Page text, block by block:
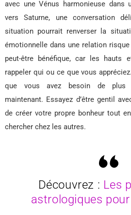
avec une Vénus harmonieuse dans
vers Saturne, une conversation
situation pourrait renverser la
émotionnelle dans une relation risque
peut-être bénéfique, car les hauts
rappeler qui ou ce que vous
que vous avez besoin de plus
maintenant. Essayez d’être gentil
de créer votre propre bonheur tout
chercher chez les autres.
Découvrez : Les
astrologiques